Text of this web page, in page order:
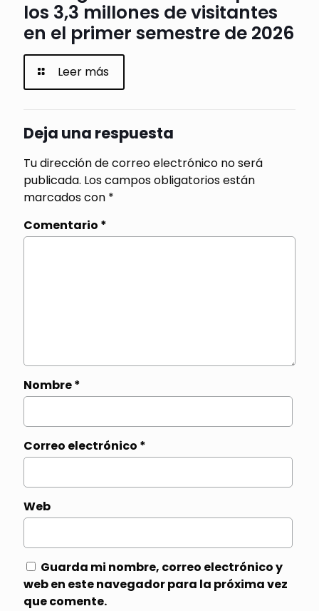
los 3,3 millones de visitantes
en el primer semestre de 2026
Leer más
Deja una respuesta
Tu dirección de correo electrónico no será
publicada. Los campos obligatorios están
marcados con *
Comentario *
Nombre*
Correo electrónico *
Web
Guarda mi nombre, correo electrónico y
web en este navegador para la próxima vez
que comente.